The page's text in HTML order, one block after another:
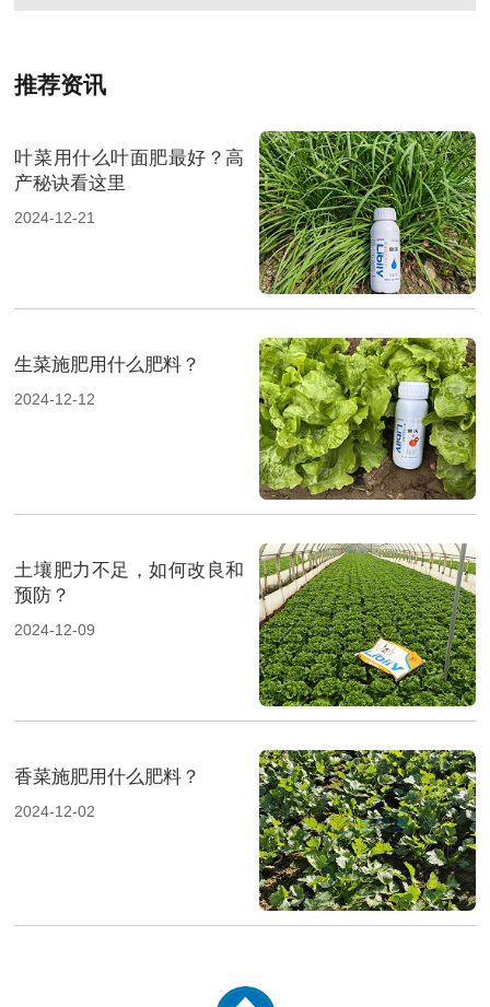
推荐资讯
叶菜用什么叶面肥最好？高
产秘诀看这里
2024-12-21
生菜施肥用什么肥料？
2024-12-12
土壤肥力不足，如何改良和
预防？
2024-12-09
香菜施肥用什么肥料？
2024-12-02